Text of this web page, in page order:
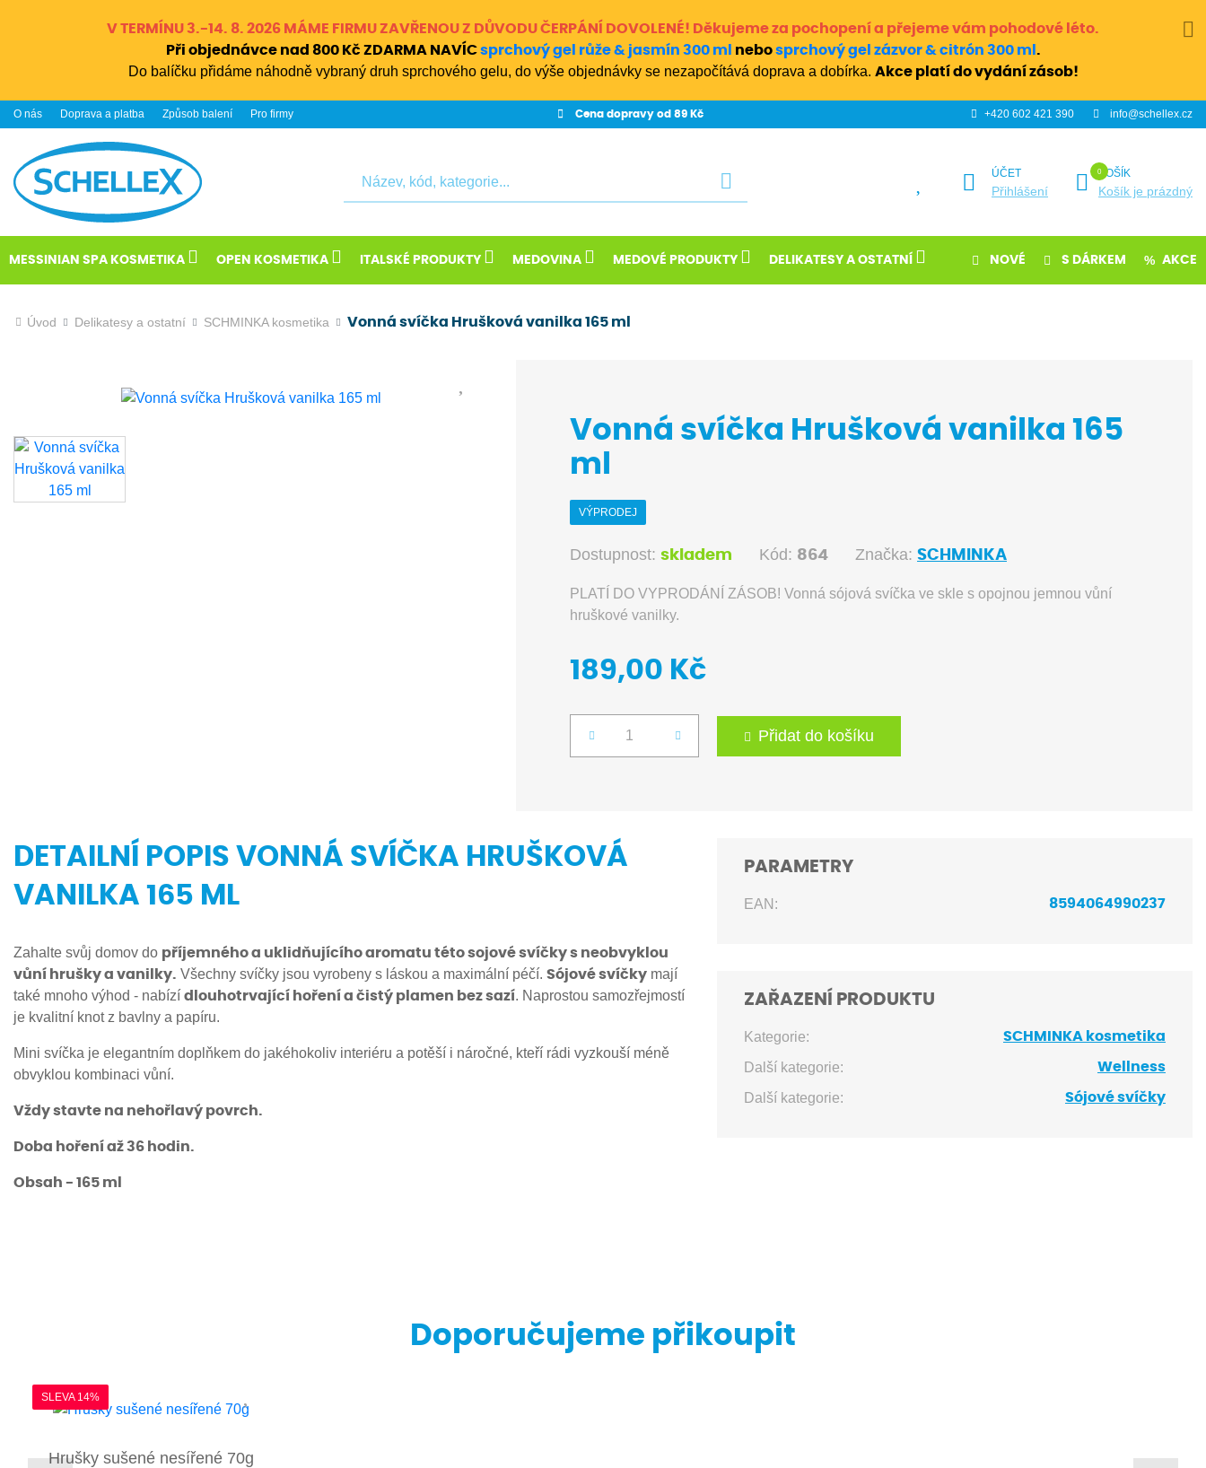
V TERMÍNU 3.-14. 8. 2026 MÁME FIRMU ZAVŘENOU Z DŮVODU ČERPÁNÍ DOVOLENÉ! Děkujeme za pochopení a přejeme vám pohodové léto.
Při objednávce nad 800 Kč ZDARMA NAVÍCsprchový gel růže & jasmín 300 ml nebosprchový gel zázvor & citrón 300 ml .
Do balíčku přidáme náhodně vybraný druh sprchového gelu, do výše objednávky se nezapočítává doprava a dobírka. Akce platí do vydání zásob!
O nás Doprava a platba Způsob balení Pro firmy Cena dopravy od 89 Kč +420 602 421 390 info@schellex.cz
Hledat ÚČET
Přihlášení
KOŠÍK
Košík je prázdný
MESSINIAN SPA KOSMETIKA OPEN KOSMETIKA ITALSKÉ PRODUKTY MEDOVINA MEDOVÉ PRODUKTY DELIKATESY A OSTATNÍ NOVÉ S DÁRKEM AKCE
Úvod Delikatesy a ostatní SCHMINKA kosmetika Vonná svíčka Hrušková vanilka 165 ml
Vonná svíčka Hrušková vanilka 165
ml
VÝPRODEJ
Dostupnost: skladem Kód: 864 Značka: SCHMINKA
PLATÍ DO VYPRODÁNÍ ZÁSOB! Vonná sójová svíčka ve skle s opojnou jemnou vůní
hruškové vanilky.
189,00 Kč
Počet Přidat do košíku
DETAILNÍ POPIS VONNÁ SVÍČKA HRUŠKOVÁ
VANILKA 165 ML
Zahalte svůj domov do příjemného a uklidňujícího aromatu této sojové svíčky s neobvyklou
vůní hrušky a vanilky. Všechny svíčky jsou vyrobeny s láskou a maximální péčí. Sójové svíčky mají
také mnoho výhod - nabízí dlouhotrvající hoření a čistý plamen bez sazí. Naprostou samozřejmostí
je kvalitní knot z bavlny a papíru.
Mini svíčka je elegantním doplňkem do jakéhokoliv interiéru a potěší i náročné, kteří rádi vyzkouší méně
obvyklou kombinaci vůní.
Vždy stavte na nehořlavý povrch.
Doba hoření až 36 hodin.
Obsah - 165 ml
PARAMETRY
EAN: 8594064990237
ZAŘAZENÍ PRODUKTU
Kategorie: SCHMINKA kosmetika
Další kategorie: Wellness
Další kategorie: Sójové svíčky
Doporučujeme přikoupit
SLEVA 14%
Hrušky sušené nesířené 70g